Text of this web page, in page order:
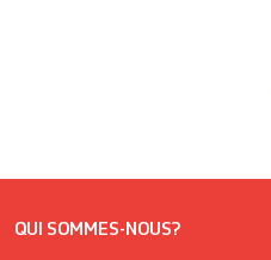
QUI SOMMES-NOUS?